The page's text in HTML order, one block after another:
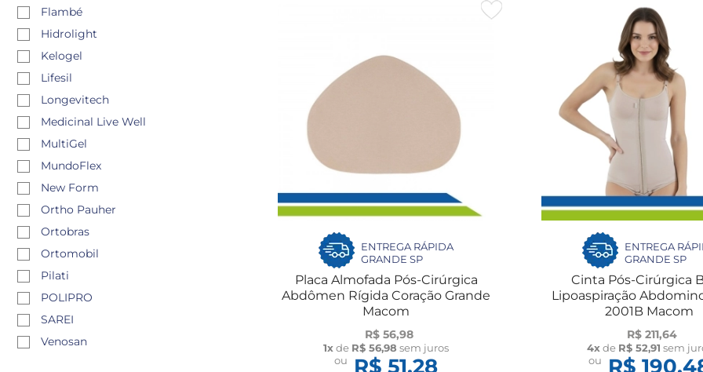
Flambé
Hidrolight
Kelogel
Lifesil
Longevitech
Medicinal Live Well
MultiGel
MundoFlex
New Form
Ortho Pauher
Ortobras
Ortomobil
Pilati
POLIPRO
SAREI
Venosan
ENTREGA RÁPIDA
GRANDE SP
Placa Almofada Pós-Cirúrgica
Abdômen Rígida Coração Grande
Macom
R$ 56,98
1xde R$ 56,98 sem juros
ou
R$ 51,28
ENTREGA
GRANDE SP
Cinta Pós-Cirúrgica
Lipoaspiração
2001B Macom
R$ 211,64
4xde R$ 52,91 sem
ou
R$